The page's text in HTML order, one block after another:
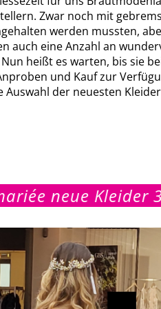
Zwar noch mit
werden mussten,
auch eine Anzahl an
heißt es warten, bis sie
und Kauf zur
der neuesten
neue Kleider 3